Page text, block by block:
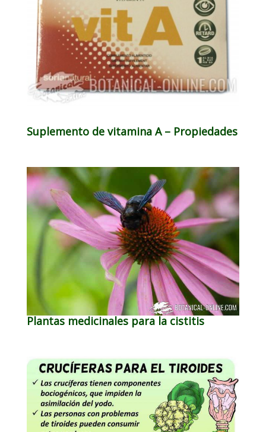
Suplemento de vitamina A – Propiedades
Plantas medicinales para la cistitis